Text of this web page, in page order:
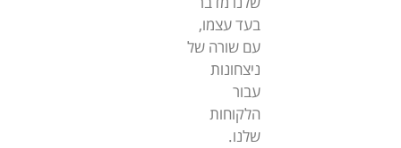
בעד עצמו,
עם שורה של
ניצחונות
עבור
הלקוחות
שלנו.